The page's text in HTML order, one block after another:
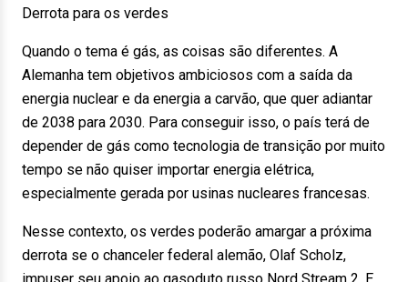
Derrota para os verdes
Quando o tema é gás, as coisas são diferentes. A
Alemanha tem objetivos ambiciosos com a saída da
energia nuclear e da energia a carvão, que quer adiantar
de 2038 para 2030. Para conseguir isso, o país terá de
depender de gás como tecnologia de transição por muito
tempo se não quiser importar energia elétrica,
especialmente gerada por usinas nucleares francesas.
Nesse contexto, os verdes poderão amargar a próxima
derrota se o chanceler federal alemão, Olaf Scholz,